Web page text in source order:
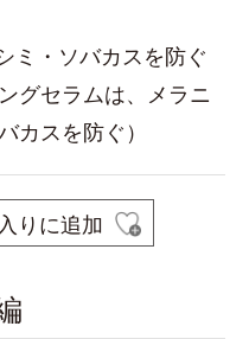
ミ・ソバカスを防ぐ
グセラムは、メラニ
カスを防ぐ）
りに追加